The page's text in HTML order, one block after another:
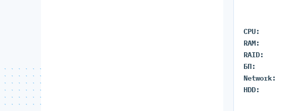
CPU:
RAM:
RAID:
БП:
Network:
HDD: